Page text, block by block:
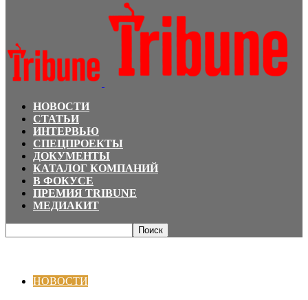
НОВОСТИ
СТАТЬИ
ИНТЕРВЬЮ
СПЕЦПРОЕКТЫ
ДОКУМЕНТЫ
КАТАЛОГ КОМПАНИЙ
В ФОКУСЕ
ПРЕМИЯ TRIBUNE
МЕДИАКИТ
НОВОСТИ